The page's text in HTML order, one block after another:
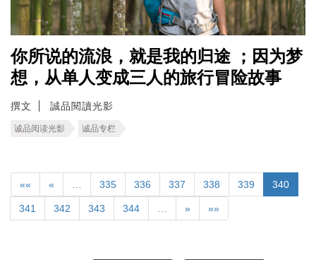
你所说的流浪，就是我的归途 ；因为梦
想，从单人变成三人的旅行冒险故事
撰文 誠品閱讀光影
诚品阅读光影 诚品专栏
«« « 335 336 337 338 339 340
341 342 343 344 » »»